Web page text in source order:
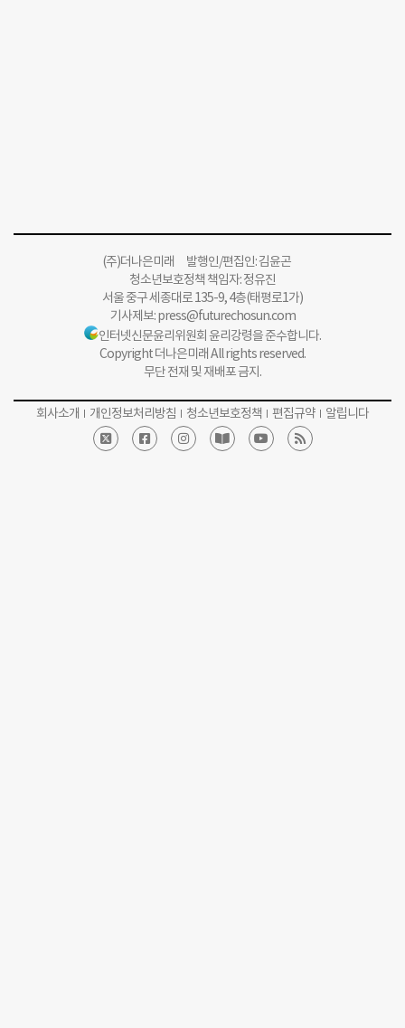
(주)더나은미래 발행인/편집인: 김윤곤
청소년보호정책 책임자: 정유진
서울 중구 세종대로 135-9, 4층(태평로1가)
기사제보:press@futurechosun.com
인터넷신문윤리위원회 윤리강령을 준수합니다.
Copyright 더나은미래 All rights reserved.
무단 전재 및 재배포 금지.
회사소개 개인정보처리방침 청소년보호정책 편집규약 알립니다